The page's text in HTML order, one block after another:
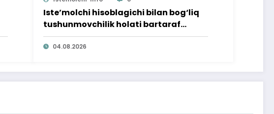
Iste’molchi hisoblagichi bilan bog‘liq
tushunmovchilik holati bartaraf
qilindi
04.08.2026